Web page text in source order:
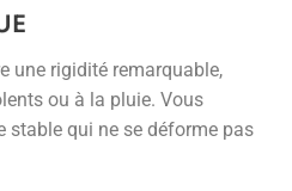
une rigidité remarquable,
ou à la pluie. Vous
stable qui ne se déforme pas